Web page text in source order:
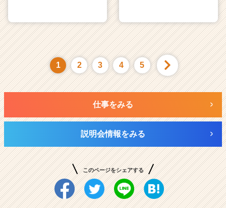
1 2 3 4 5
仕事をみる
説明会情報をみる
このページをシェアする